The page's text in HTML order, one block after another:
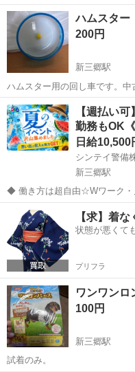
ます 沖縄から仕入れた種を発芽させ、育てたブラックサポテの実生苗
です。 希少な植物のため、探
す。 ■ 価格 ...
埼玉 三郷市 新三郷駅
ハムスタ
200円
新三郷駅
ハムスター用の回し車です。
い。対応できるゲージをお持ち
埼玉 三郷市 新三郷駅
【週払い
勤務もOK
日給10,500
新三郷駅
◆ 働き方は超自由☆Wワーク・
もOK！ ◆ ■入社祝金⇒12万円（15・30・60・100勤務：各3万円） ■
研修手当⇒27,000円/3日 ■食事
埼玉 新三郷駅
【求】着
状態が悪くて
プリフラ
ワンワンロ
100円
新三郷駅
試着のみ。